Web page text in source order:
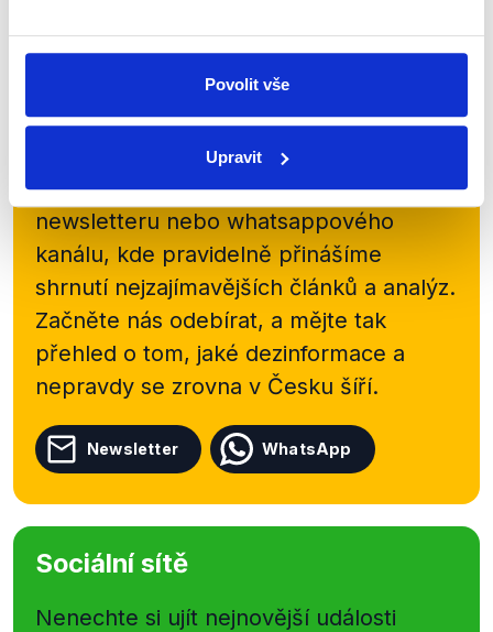
Povolit vše
Upravit
Zůstaňme v kontaktu
Přihlaste se k odběru našeho
newsletteru nebo whatsappového
kanálu, kde pravidelně přinášíme
shrnutí nejzajímavějších článků a analýz.
Začněte nás odebírat, a mějte tak
přehled o tom, jaké dezinformace a
nepravdy se zrovna v Česku šíří.
Newsletter WhatsApp
Sociální sítě
Nenechte si ujít nejnovější události